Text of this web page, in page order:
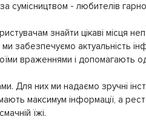
сумісництвом - любителів
знайти цікаві місця
забезпечуємо актуальність
враженнями і допомагають
Для них ми надаємо зручні
максимум інформації, а
їжі.